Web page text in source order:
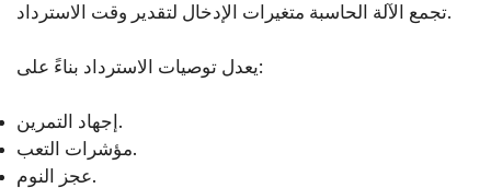
تجمع الآلة الحاسبة متغيرات الإدخال لتقدير وقت الاسترداد.
يعدل توصيات الاسترداد بناءً على:
إجهاد التمرين.
مؤشرات التعب.
عجز النوم.